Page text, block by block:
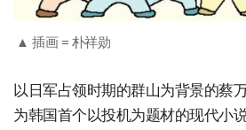
▲ 插画 = 朴祥勋
以日军占领时期的群山为背景的蔡
为韩国首个以投机为题材的现代小